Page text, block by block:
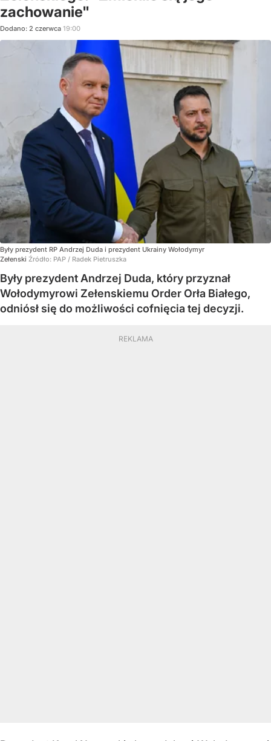
zachowanie"
Dodano: 2 czerwca 19:00
Były prezydent RP Andrzej Duda i prezydent Ukrainy Wołodymyr
Zełenski Źródło: PAP / Radek Pietruszka
Były prezydent Andrzej Duda, który przyznał
Wołodymyrowi Zełenskiemu Order Orła Białego,
odniósł się do możliwości cofnięcia tej decyzji.